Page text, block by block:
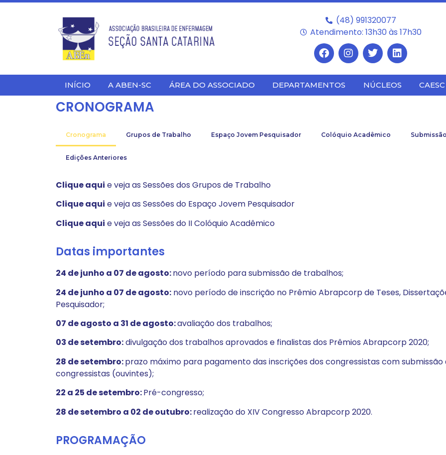
(48) 991320077
Atendimento: 13h30 às 17h30
INÍCIO A ABEN-SC ÁREA DO ASSOCIADO DEPARTAMENTOS NÚCLEOS CAESC
CRONOGRAMA
Cronograma Grupos de Trabalho Espaço Jovem Pesquisador Colóquio Acadêmico
Edições Anteriores
Clique aqui e veja as Sessões dos Grupos de Trabalho
Clique aqui e veja as Sessões do Espaço Jovem Pesquisador
Clique aqui e veja as Sessões do II Colóquio Acadêmico
Datas importantes
24 de junho a 07 de agosto:novo período para submissão de trabalhos;
24 de junho a 07 de agosto: novo período de inscrição no Prêmio Abrapcorp de Teses,
Pesquisador;
07 de agosto a 31 de agosto:avaliação dos trabalhos;
03 de setembro:divulgação dos trabalhos aprovados e finalistas dos Prêmios Abrapcorp 2020;
28 de setembro:prazo máximo para pagamento das inscrições dos congressistas com
congressistas (ouvintes);
22 a 25 de setembro:Pré-congresso;
28 de setembro a 02 de outubro:realização do XIV Congresso Abrapcorp 2020.
PROGRAMAÇÃO